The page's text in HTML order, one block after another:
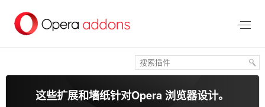
这些扩展和墙纸针对Opera 浏览器设计。